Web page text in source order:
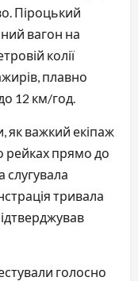
Піроцький
вагон на
колії
плавно
12 км/год.
як важкий екіпаж
рейках прямо до
слугувала
тривала
голосно